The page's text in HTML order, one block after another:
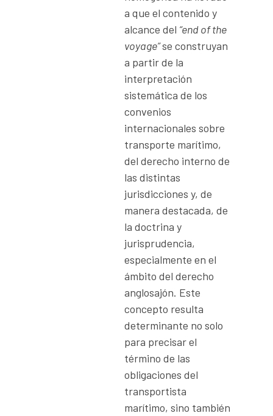
a que el contenido y
alcance del “end of the
voyage”se construyan
a partir de la
interpretación
sistemática de los
convenios
internacionales sobre
transporte marítimo,
del derecho interno de
las distintas
jurisdicciones y, de
manera destacada, de
la doctrina y
jurisprudencia,
especialmente en el
ámbito del derecho
anglosajón. Este
concepto resulta
determinante no solo
para precisar el
término de las
obligaciones del
transportista
marítimo, sino también